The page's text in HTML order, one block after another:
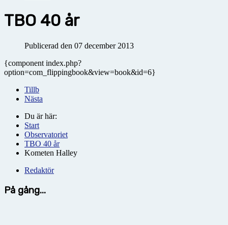
TBO 40 år
Publicerad den 07 december 2013
{component index.php?
option=com_flippingbook&view=book&id=6}
Tillb
Nästa
Du är här:
Start
Observatoriet
TBO 40 år
Kometen Halley
Redaktör
På gång...